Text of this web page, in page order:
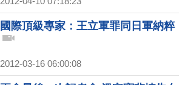
國際頂級專家：王立軍罪同日軍納粹
2012-03-16 06:00:08